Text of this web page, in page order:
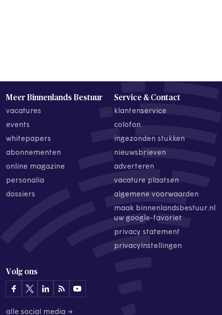
Meer Binnenlands Bestuur
vacatures
events
whitepapers
abonnementen
online magazine
personalia
dossiers
Service & Contact
klantenservice
colofon
ingezonden stukken
nieuwsbrieven
adverteren
vacature plaatsen
algemene voorwaarden
maak binnenlandsbestuur.nl
uw google-favoriet
privacy statement
privacyinstellingen
Volg ons
alle social media →